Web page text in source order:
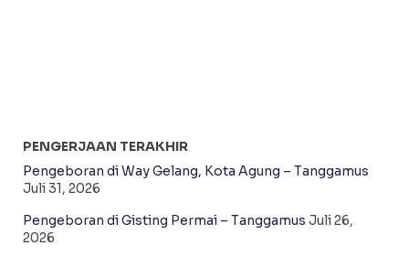
PENGERJAAN TERAKHIR
Pengeboran di Way Gelang, Kota Agung – Tanggamus
Juli 31, 2026
Pengeboran di Gisting Permai – Tanggamus Juli 26,
2026